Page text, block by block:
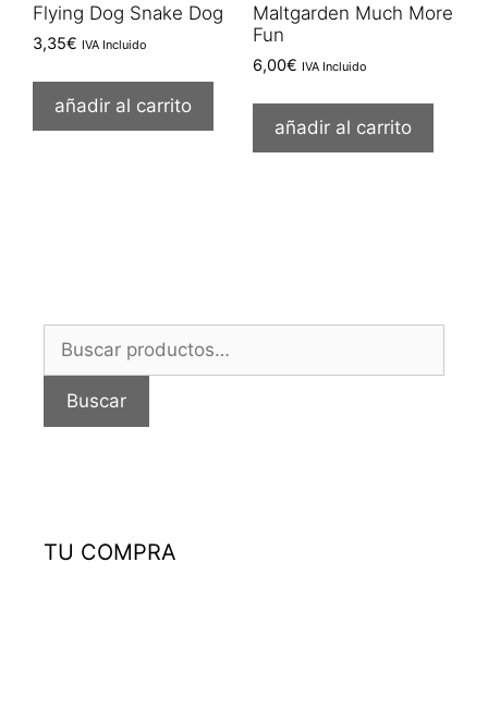
Flying Dog Snake Dog
3,35€ IVA Incluido
añadir al carrito
Maltgarden Much More
Fun
6,00€ IVA Incluido
añadir al carrito
Buscar
Buscar
TU COMPRA